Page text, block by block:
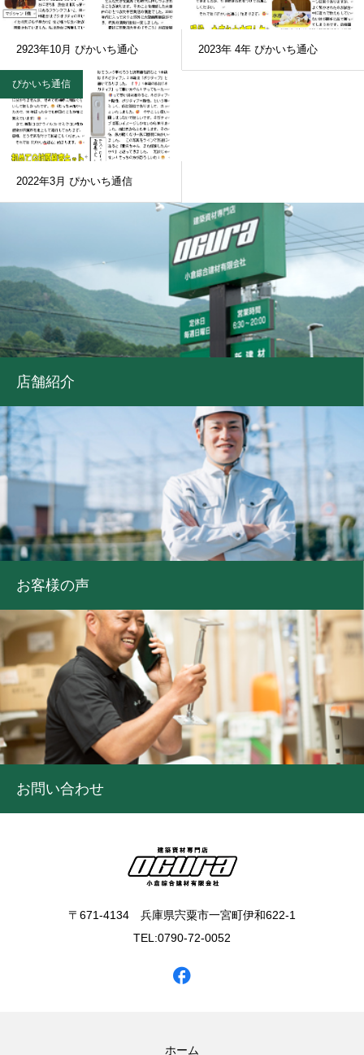
2923年10月 ぴかいち通心 2023年 4年 ぴかいち通心
ぴかいち通信
2022年3月 ぴかいち通信
店舗紹介
お客様の声
お問い合わせ
〒671-4134 兵庫県宍粟市一宮町伊和622-1
TEL:0790-72-0052
ホーム